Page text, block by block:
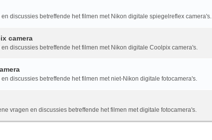
discussies betreffende het filmen met Nikon digitale spiegelreflex camera's.
camera
discussies betreffende het filmen met Nikon digitale Coolpix camera's.
discussies betreffende het filmen met niet-Nikon digitale fotocamera's.
vragen en discussies betreffende het filmen met digitale fotocamera's.